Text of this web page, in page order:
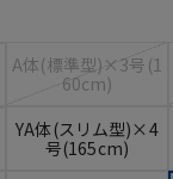
A体(標準型)×3号(1
60cm)
YA体(スリム型)×4
号(165cm)